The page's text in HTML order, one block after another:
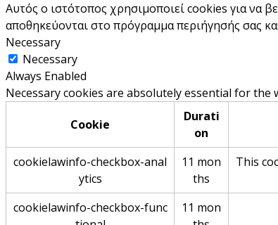
Αυτός ο ιστότοπος χρησιμοποιεί cookies για να
αποθηκεύονται στο πρόγραμμα περιήγησής σας
Necessary
Necessary
Always Enabled
Necessary cookies are absolutely essential for
Cookie
Durati
on
cookielawinfo-checkbox-anal
ytics
11 mon
ths
This
cookielawinfo-checkbox-func
11 mon